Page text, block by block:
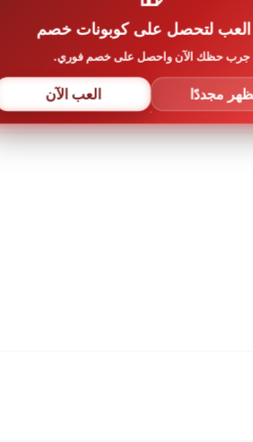
بـ*
العب لتحصل على كوبونات خصم
جرب حظك الآن واحصل على خصم فوري.
مجددًا العب الآن